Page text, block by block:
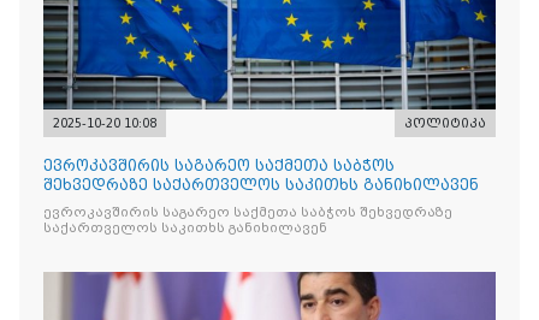
2025-10-20 10:08 პოლიტიკა
ევროკავშირის საგარეო საქმეთა საბჭოს
შეხვედრაზე საქართველოს საკითხს განიხილავენ
ევროკავშირის საგარეო საქმეთა საბჭოს შეხვედრაზე
საქართველოს საკითხს განიხილავენ